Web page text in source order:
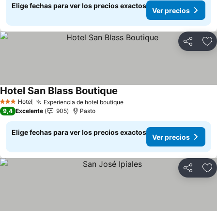
Elige fechas para ver los precios exactos
Ver precios
Compartir
3 Estrellas
Hotel Experiencia de hotel boutiqueVer precios
Hotel San Blass Boutique
9,4 Excelente 905 Pasto
Elige fechas para ver los precios exactos
Ver precios
Compartir